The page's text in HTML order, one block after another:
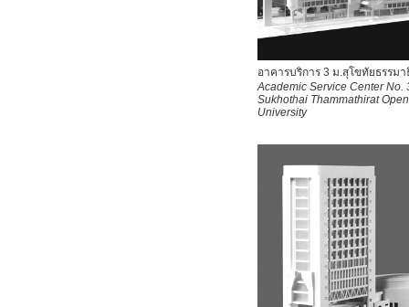
อาคารบริการ 3 ม.สุโขทัยธรรมา
Academic Service Center No.
Sukhothai Thammathirat Open
University